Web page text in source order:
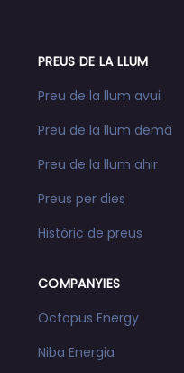
PREUS DE LA LLUM
Preu de la llum avui
Preu de la llum demà
Preu de la llum ahir
Preus per dies
Històric de preus
COMPANYIES
Octopus Energy
Niba Energia